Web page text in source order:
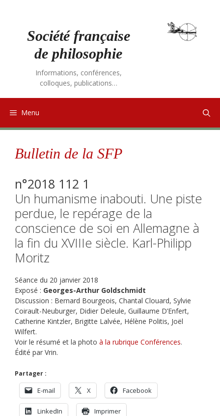
Société française
de philosophie
Informations, conférences,
colloques, publications…
Menu
Bulletin de la SFP
n°2018 112 1
Un humanisme inabouti. Une piste
perdue, le repérage de la
conscience de soi en Allemagne à
la fin du XVIIIe siècle. Karl-Philipp
Moritz
Séance du 20 janvier 2018
Exposé : Georges-Arthur Goldschmidt
Discussion : Bernard Bourgeois, Chantal Clouard, Sylvie
Coirault-Neuburger, Didier Deleule, Guillaume D’Enfert,
Catherine Kintzler, Brigitte Lalvée, Hélène Politis, Joël
Wilfert.
Voir le résumé et la photo à la rubrique Conférences.
Édité par Vrin.
Partager :
E-mail X Facebook
LinkedIn Imprimer